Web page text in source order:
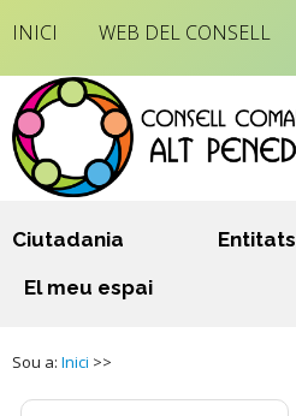
INICI WEB DEL CONSELL
Ciutadania Entitats
El meu espai
Sou a: Inici >>